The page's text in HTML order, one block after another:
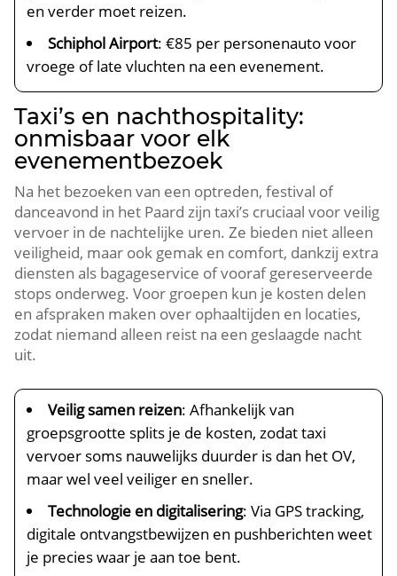
en verder moet reizen.
Schiphol Airport: €85 per personenauto voor
vroege of late vluchten na een evenement.
Taxi’s en nachthospitality:
onmisbaar voor elk
evenementbezoek
Na het bezoeken van een optreden, festival of
danceavond in het Paard zijn taxi’s cruciaal voor veilig
vervoer in de nachtelijke uren. Ze bieden niet alleen
veiligheid, maar ook gemak en comfort, dankzij extra
diensten als bagageservice of vooraf gereserveerde
stops onderweg. Voor groepen kun je kosten delen
en afspraken maken over ophaaltijden en locaties,
zodat niemand alleen reist na een geslaagde nacht
uit.
Veilig samen reizen: Afhankelijk van
groepsgrootte splits je de kosten, zodat taxi
vervoer soms nauwelijks duurder is dan het OV,
maar wel veel veiliger en sneller.
Technologie en digitalisering: Via GPS tracking,
digitale ontvangstbewijzen en pushberichten weet
je precies waar je aan toe bent.